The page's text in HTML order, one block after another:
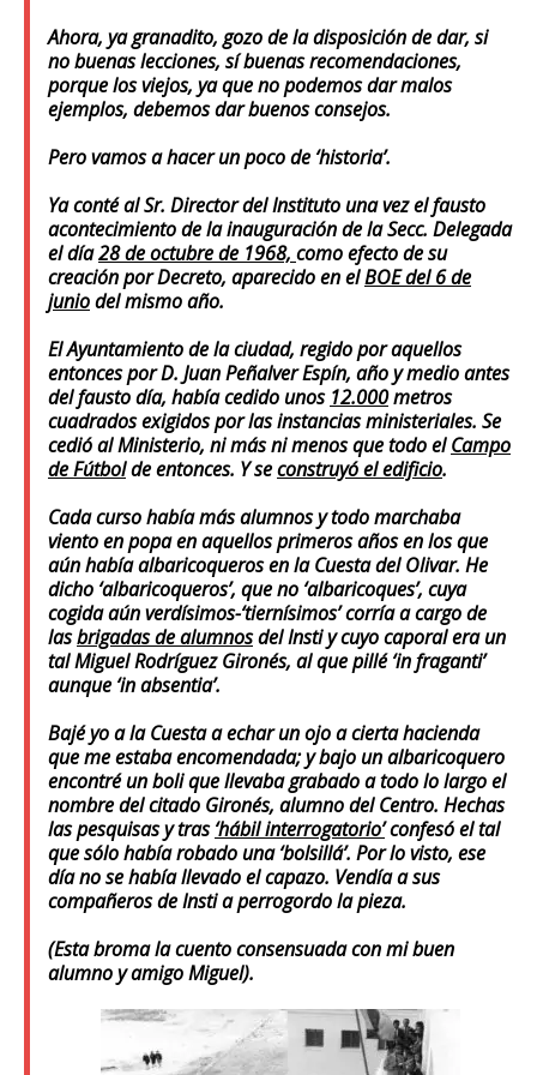
Ahora, ya granadito, gozo de la disposición de dar, si
no buenas lecciones, sí buenas recomendaciones,
porque los viejos, ya que no podemos dar malos
ejemplos, debemos dar buenos consejos.
Pero vamos a hacer un poco de ‘historia’.
Ya conté al Sr. Director del Instituto una vez el fausto
acontecimiento de la inauguración de la Secc. Delegada
el día28 de octubre de 1968, como efecto de su
creación por Decreto, aparecido en elBOE del 6 de
juniodel mismo año.
El Ayuntamiento de la ciudad, regido por aquellos
entonces por D. Juan Peñalver Espín, año y medio antes
del fausto día, había cedido unos 12.000metros
cuadrados exigidos por las instancias ministeriales. Se
cedió al Ministerio, ni más ni menos que todo elCampo
de Fútbolde entonces. Y seconstruyó el edificio.
Cada curso había más alumnos y todo marchaba
viento en popa en aquellos primeros años en los que
aún había albaricoqueros en la Cuesta del Olivar. He
dicho ‘albaricoqueros’, que no ‘albaricoques’, cuya
cogida aún verdísimos-‘tiernísimos’ corría a cargo de
lasbrigadas de alumnosdel Insti y cuyo caporal era un
tal Miguel Rodríguez Gironés, al que pillé ‘in fraganti’
aunque ‘in absentia’.
Bajé yo a la Cuesta a echar un ojo a cierta hacienda
que me estaba encomendada; y bajo un albaricoquero
encontré un boli que llevaba grabado a todo lo largo el
nombre del citado Gironés, alumno del Centro. Hechas
las pesquisas y tras‘hábil interrogatorio’confesó el tal
que sólo había robado una ‘bolsillá’. Por lo visto, ese
día no se había llevado el capazo. Vendía a sus
compañeros de Insti a perrogordo la pieza.
(Esta broma la cuento consensuada con mi buen
alumno y amigo Miguel).